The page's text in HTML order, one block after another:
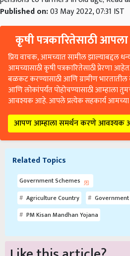
Published on:03 May 2022, 07:31 IST
कृषी पत्रकारितेसाठी आपला
प्रिय वाचक, आमच्यात सामील झाल्याबद्दल
आमच्यासाठी कृषी पत्रकारितेसाठी प्रेरणा
बळकट करण्यासाठी आणि ग्रामीण
आणि लोकांपर्यंत पोहोचण्यासाठी आम्हाला
आवश्यक आहे. आपले प्रत्येक सहकार्य आमच्या
आपण आम्हाला समर्थन करणे आवश्यक
Related Topics
Government Schemes
Agriculture Country
PM Kisan Mandhan Yojana